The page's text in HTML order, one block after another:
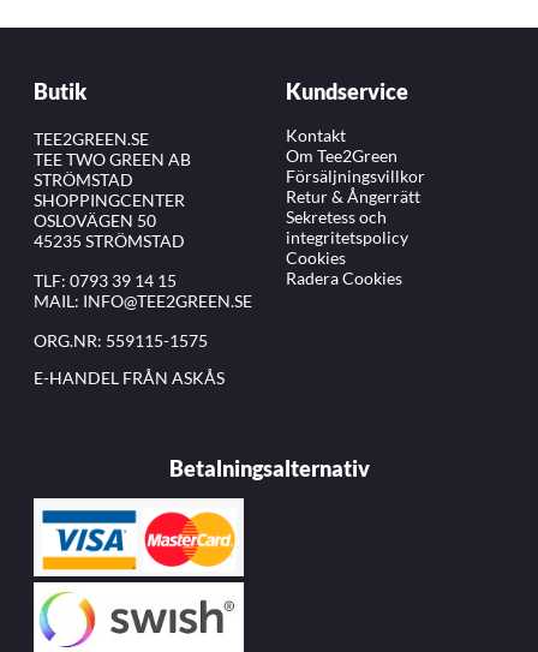
Butik
TEE2GREEN.SE
TEE TWO GREEN AB
STRÖMSTAD
SHOPPINGCENTER
OSLOVÄGEN 50
45235 STRÖMSTAD
TLF: 0793 39 14 15
MAIL: INFO@TEE2GREEN.SE
ORG.NR: 559115-1575
E-HANDEL FRÅN ASKÅS
Kundservice
Kontakt
Om Tee2Green
Försäljningsvillkor
Retur & Ångerrätt
Sekretess och
integritetspolicy
Cookies
Radera Cookies
Betalningsalternativ